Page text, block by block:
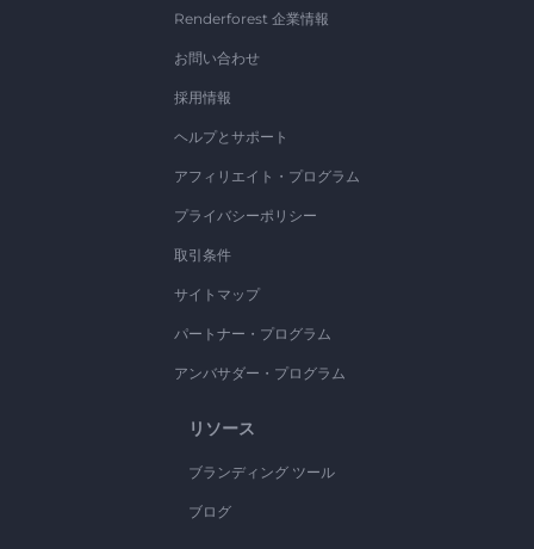
Renderforest 企業情報
お問い合わせ
採用情報
ヘルプとサポート
アフィリエイト・プログラム
プライバシーポリシー
取引条件
サイトマップ
パートナー・プログラム
アンバサダー・プログラム
リソース
ブランディング ツール
ブログ